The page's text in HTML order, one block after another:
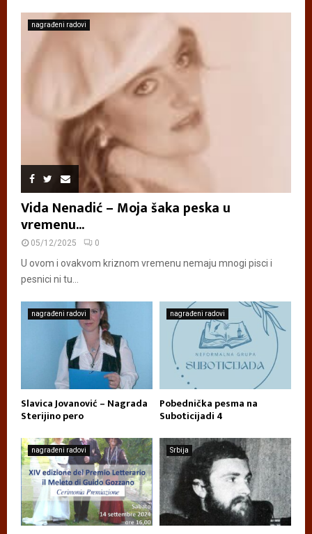
nagrađeni radovi
Vida Nenadić – Moja šaka peska u
vremenu...
05/12/2025 0
U ovom i ovakvom kriznom vremenu nemaju mnogi pisci i
pesnici ni tu...
nagrađeni radovi
Slavica Jovanović – Nagrada
Sterijino pero
nagrađeni radovi
Pobednička pesma na
Suboticijadi 4
nagrađeni radovi Srbija